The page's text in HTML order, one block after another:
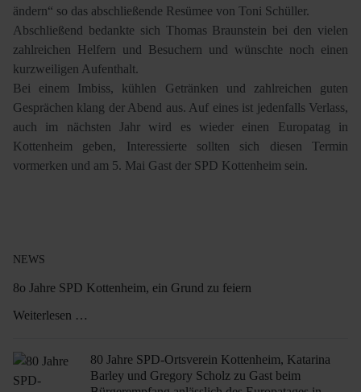
ändern“ so das abschließende Resümee von Toni Schüller.
Abschließend bedankte sich Thomas Braunstein bei den vielen
zahlreichen Helfern und Besuchern und wünschte noch einen
kurzweiligen Aufenthalt.
Bei einem Imbiss, kühlen Getränken und zahlreichen guten
Gesprächen klang der Abend aus. Auf eines ist jedenfalls Verlass,
auch im nächsten Jahr wird es wieder einen Europatag in
Kottenheim geben, Interessierte sollten sich diesen Termin
vormerken und am 5. Mai Gast der SPD Kottenheim sein.
NEWS
8o Jahre SPD Kottenheim, ein Grund zu feiern
Weiterlesen …
80 Jahre SPD-Ortsverein Kottenheim, Katarina
Barley und Gregory Scholz zu Gast beim